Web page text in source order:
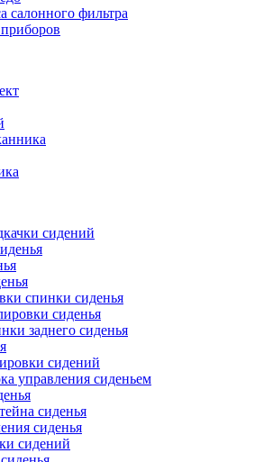
салонного фильтра
сидений
спинки сиденья
сиденья
заднего сиденья
сидений
управления сиденьем
сиденья
сиденья
сидений